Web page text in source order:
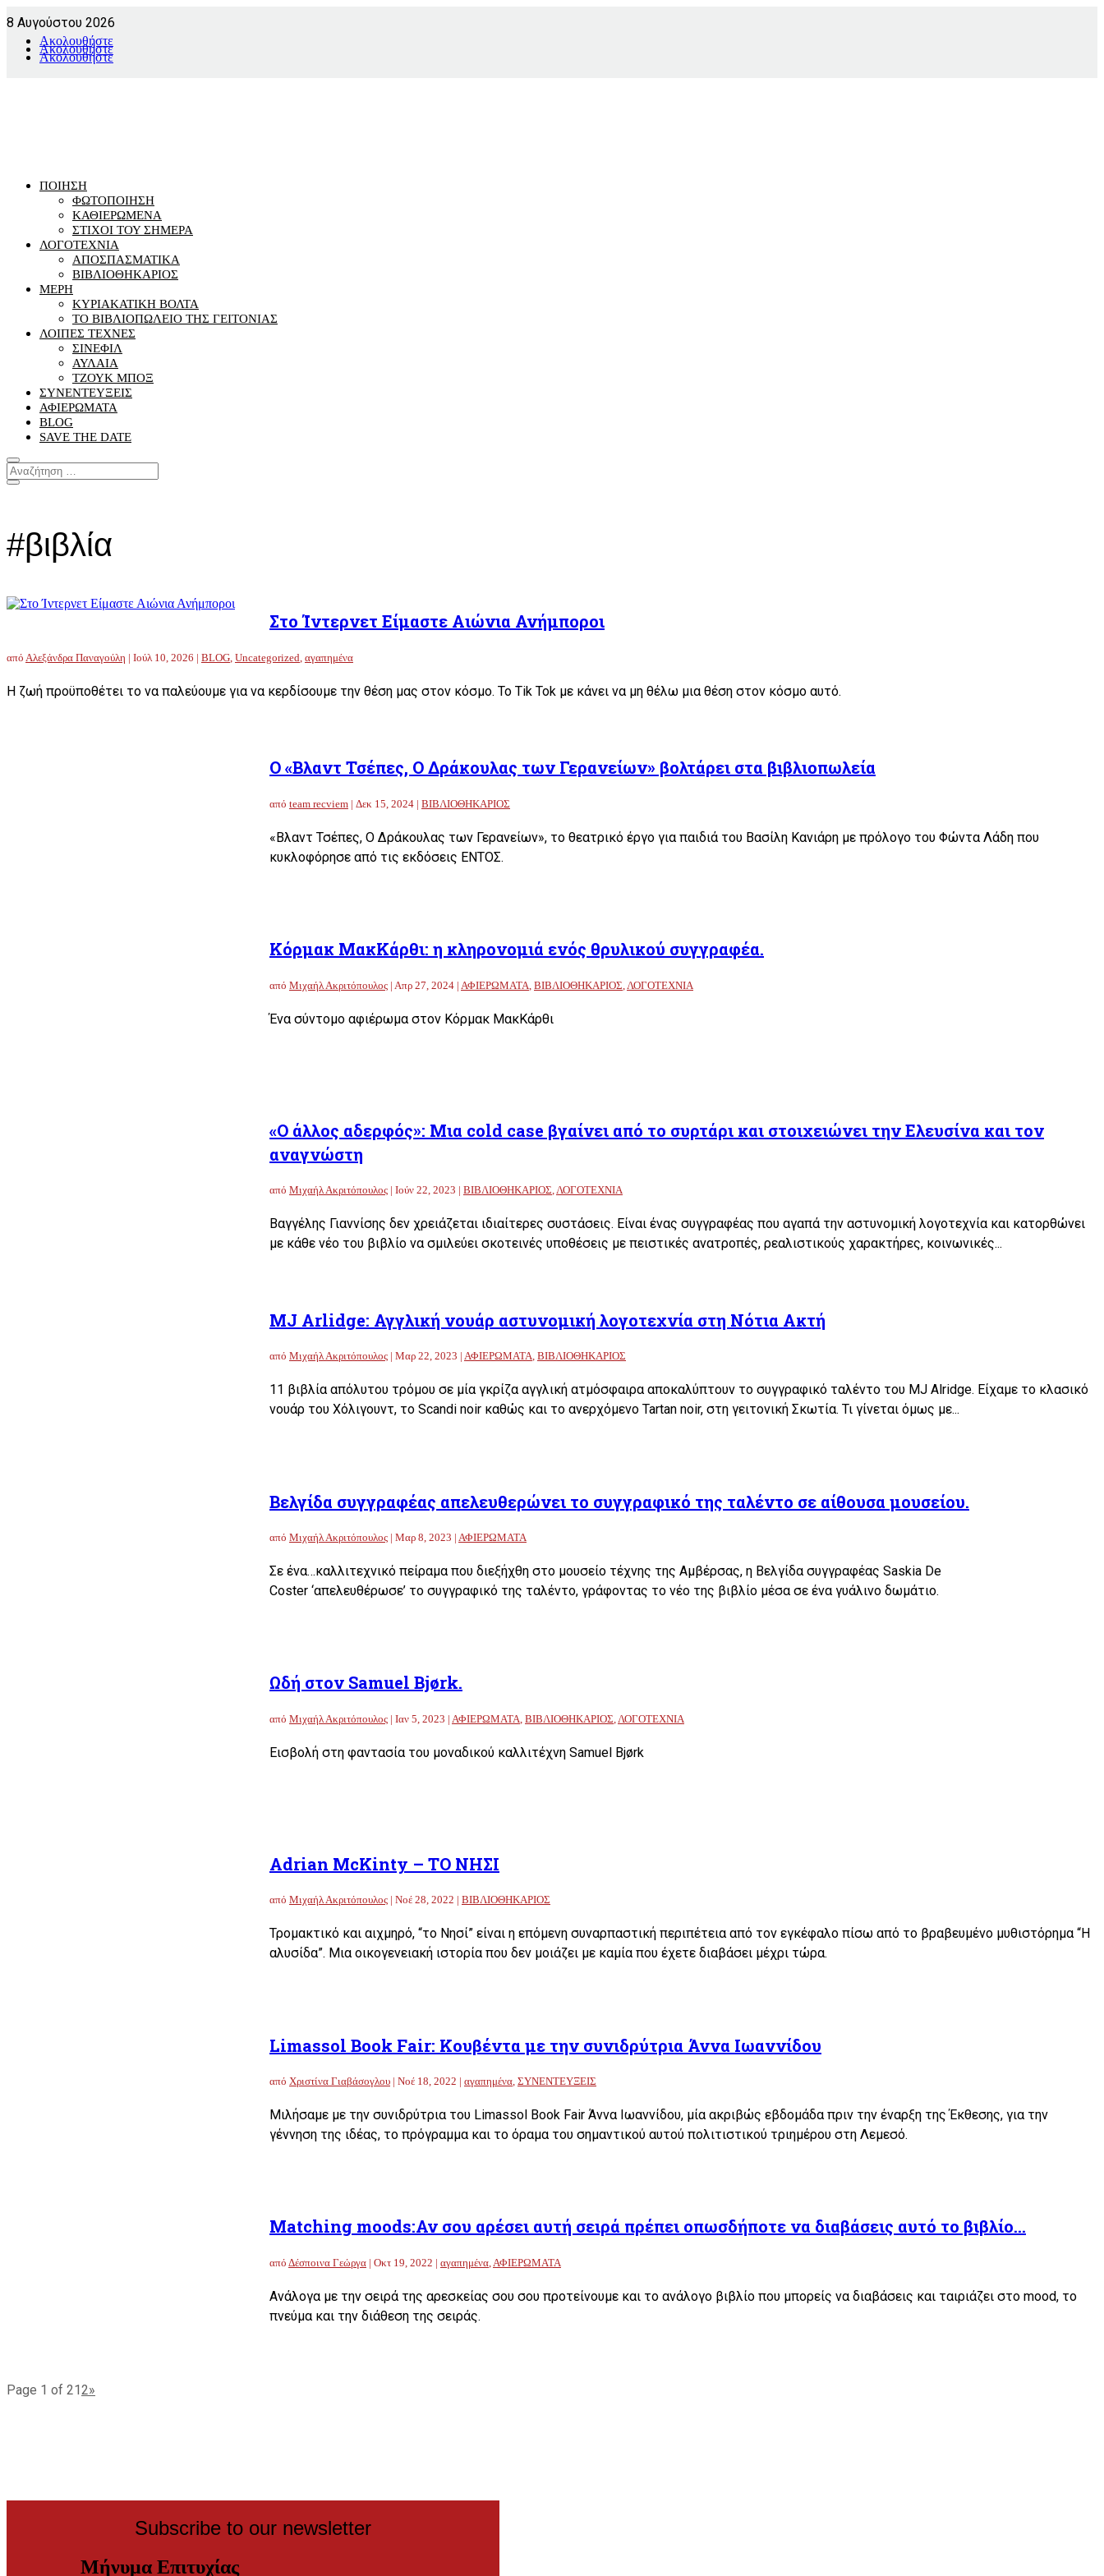
8 Αυγούστου 2026
Ακολουθήστε
Ακολουθήστε
Ακολουθήστε
ΠΟΙΗΣΗ
ΦΩΤΟΠΟΙΗΣΗ
ΚΑΘΙΕΡΩΜΕΝΑ
ΣΤΙΧΟΙ ΤΟΥ ΣΗΜΕΡΑ
ΛΟΓΟΤΕΧΝΙΑ
ΑΠΟΣΠΑΣΜΑΤΙΚΑ
ΒΙΒΛΙΟΘΗΚΑΡΙΟΣ
ΜΕΡΗ
ΚΥΡΙΑΚΑΤΙΚΗ ΒΟΛΤΑ
ΤΟ ΒΙΒΛΙΟΠΩΛΕΙΟ ΤΗΣ ΓΕΙΤΟΝΙΑΣ
ΛΟΙΠΕΣ ΤΕΧΝΕΣ
ΣΙΝΕΦΙΛ
ΑΥΛΑΙΑ
ΤΖΟΥΚ ΜΠΟΞ
ΣΥΝΕΝΤΕΥΞΕΙΣ
ΑΦΙΕΡΩΜΑΤΑ
BLOG
SAVE THE DATE
#βιβλία
Στο Ίντερνετ Είμαστε Αιώνια Ανήμποροι
από Αλεξάνδρα Παναγούλη | Ιούλ 10, 2026 | BLOG Uncategorized αγαπημένα
Η ζωή προϋποθέτει το να παλεύουμε για να κερδίσουμε την θέση μας στον κόσμο. Το Tik Tok με κάνει να μη θέλω μια θέση στον κόσμο αυτό.
Ο «Βλαντ Τσέπες, Ο Δράκουλας των Γερανείων» βολτάρει στα βιβλιοπωλεία
από team recviem | Δεκ 15, 2024 | ΒΙΒΛΙΟΘΗΚΑΡΙΟΣ
«Βλαντ Τσέπες, Ο Δράκουλας των Γερανείων», το θεατρικό έργο για παιδιά του Βασίλη Κανιάρη με πρόλογο του Φώντα Λάδη που
κυκλοφόρησε από τις εκδόσεις ΕΝΤΟΣ.
Κόρμακ ΜακΚάρθι: η κληρονομιά ενός θρυλικού συγγραφέα.
από Μιχαήλ Ακριτόπουλος | Απρ 27, 2024 | ΑΦΙΕΡΩΜΑΤΑ ΒΙΒΛΙΟΘΗΚΑΡΙΟΣ ΛΟΓΟΤΕΧΝΙΑ
Ένα σύντομο αφιέρωμα στον Κόρμακ ΜακΚάρθι
«Ο άλλος αδερφός»: Μια cold case βγαίνει από το συρτάρι και στοιχειώνει την Ελευσίνα και τον
αναγνώστη
από Μιχαήλ Ακριτόπουλος | Ιούν 22, 2023 | ΒΙΒΛΙΟΘΗΚΑΡΙΟΣ,ΛΟΓΟΤΕΧΝΙΑ
Βαγγέλης Γιαννίσης δεν χρειάζεται ιδιαίτερες συστάσεις. Είναι ένας συγγραφέας που αγαπά την αστυνομική λογοτεχνία και κατορθώνει
με κάθε νέο του βιβλίο να σμιλεύει σκοτεινές υποθέσεις με πειστικές ανατροπές, ρεαλιστικούς χαρακτήρες, κοινωνικές...
MJ Arlidge: Αγγλική νουάρ αστυνομική λογοτεχνία στη Νότια Ακτή
από Μιχαήλ Ακριτόπουλος | Μαρ 22, 2023 | ΑΦΙΕΡΩΜΑΤΑ, ΒΙΒΛΙΟΘΗΚΑΡΙΟΣ
11 βιβλία απόλυτου τρόμου σε μία γκρίζα αγγλική ατμόσφαιρα αποκαλύπτουν το συγγραφικό ταλέντο του MJ Alridge. Είχαμε το κλασικό
νουάρ του Χόλιγουντ, το Scandi noir καθώς και το ανερχόμενο Tartan noir, στη γειτονική Σκωτία. Τι γίνεται όμως με...
Βελγίδα συγγραφέας απελευθερώνει το συγγραφικό της ταλέντο σε αίθουσα μουσείου.
από Μιχαήλ Ακριτόπουλος | Μαρ 8, 2023 | ΑΦΙΕΡΩΜΑΤΑ
Σε ένα…καλλιτεχνικό πείραμα που διεξήχθη στο μουσείο τέχνης της Αμβέρσας, η Βελγίδα συγγραφέας Saskia De
Coster ‘απελευθέρωσε’ το συγγραφικό της ταλέντο, γράφοντας το νέο της βιβλίο μέσα σε ένα γυάλινο δωμάτιο.
Ωδή στον Samuel Bjørk.
από Μιχαήλ Ακριτόπουλος | Ιαν 5, 2023 | ΑΦΙΕΡΩΜΑΤΑ ΒΙΒΛΙΟΘΗΚΑΡΙΟΣ ΛΟΓΟΤΕΧΝΙΑ
Εισβολή στη φαντασία του μοναδικού καλλιτέχνη Samuel Bjørk
Adrian McKinty – ΤΟ ΝΗΣΙ
από Μιχαήλ Ακριτόπουλος | Νοέ 28, 2022 | ΒΙΒΛΙΟΘΗΚΑΡΙΟΣ
Τρομακτικό και αιχμηρό, “το Νησί” είναι η επόμενη συναρπαστική περιπέτεια από τον εγκέφαλο πίσω από το βραβευμένο μυθιστόρημα “Η
αλυσίδα”. Μια οικογενειακή ιστορία που δεν μοιάζει με καμία που έχετε διαβάσει μέχρι τώρα.
Limassol Book Fair: Κουβέντα με την συνιδρύτρια Άννα Ιωαννίδου
από Χριστίνα Γιαβάσογλου | Νοέ 18, 2022 | αγαπημένα, ΣΥΝΕΝΤΕΥΞΕΙΣ
Μιλήσαμε με την συνιδρύτρια του Limassol Book Fair Άννα Ιωαννίδου, μία ακριβώς εβδομάδα πριν την έναρξη της Έκθεσης, για την
γέννηση της ιδέας, το πρόγραμμα και το όραμα του σημαντικού αυτού πολιτιστικού τριημέρου στη Λεμεσό.
Matching moods:Αν σου αρέσει αυτή σειρά πρέπει οπωσδήποτε να διαβάσεις αυτό το βιβλίο…
από Δέσποινα Γεώργα | Οκτ 19, 2022 | αγαπημένα ΑΦΙΕΡΩΜΑΤΑ
Ανάλογα με την σειρά της αρεσκείας σου σου προτείνουμε και το ανάλογο βιβλίο που μπορείς να διαβάσεις και ταιριάζει στο mood, το
πνεύμα και την διάθεση της σειράς.
Page 1 of 212»
Subscribe to our newsletter
Μήνυμα Επιτυχίας